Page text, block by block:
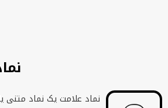
نماد علامت یک نماد متنی